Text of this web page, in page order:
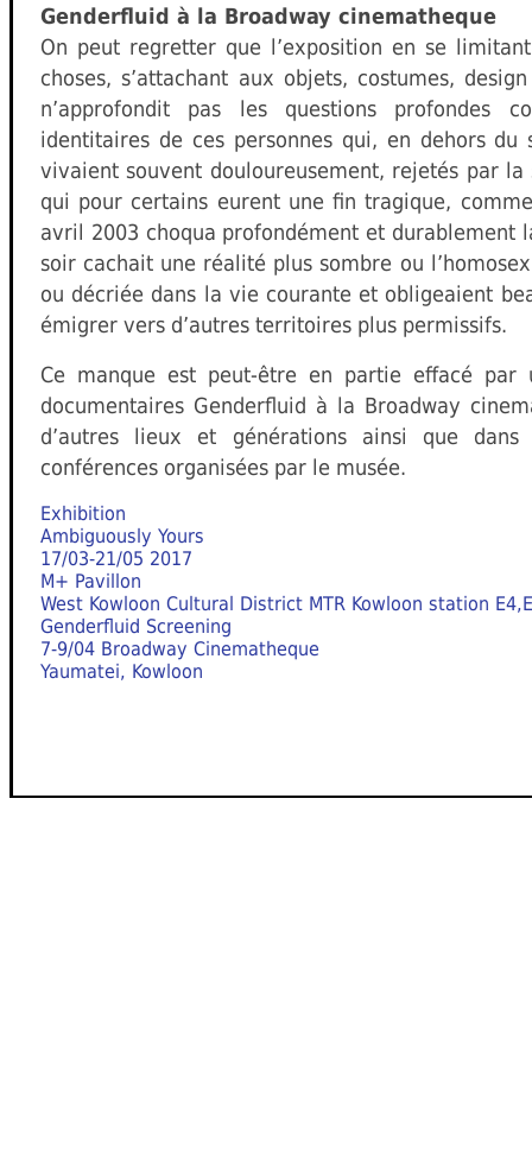
Genderfluid à la Broadway cinematheque
On peut regretter que l’exposition en se
choses, s’attachant aux objets, costumes,
n’approfondit pas les questions profondes
identitaires de ces personnes qui, en dehors
vivaient souvent douloureusement, rejetés par
qui pour certains eurent une fin tragique,
avril 2003 choqua profondément et durablement
soir cachait une réalité plus sombre ou
ou décriée dans la vie courante et obligeaient
émigrer vers d’autres territoires plus permissifs.
Ce manque est peut-être en partie effacé
documentaires Genderfluid à la Broadway
d’autres lieux et générations ainsi que
conférences organisées par le musée.
Exhibition
Ambiguously Yours
17/03-21/05 2017
M+ Pavillon
West Kowloon Cultural District MTR Kowloon station
Genderfluid Screening
7-9/04 Broadway Cinematheque
Yaumatei, Kowloon